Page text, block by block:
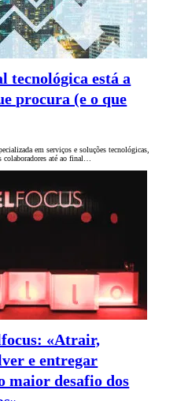
tecnológica está a
procura (e o que
em serviços e soluções tecnológicas,
colaboradores até ao final…
«Atrair,
e entregar
maior desafio dos